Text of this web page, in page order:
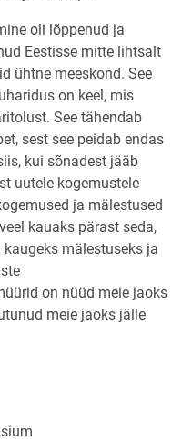
oli lõppenud ja
Eestisse mitte lihtsalt
ühtne meeskond. See
on keel, mis
See tähendab
sest see peidab endas
kui sõnadest jääb
uutele kogemustele
ja mälestused
kauaks pärast seda,
mälestuseks ja
on nüüd meie jaoks
meie jaoks jälle